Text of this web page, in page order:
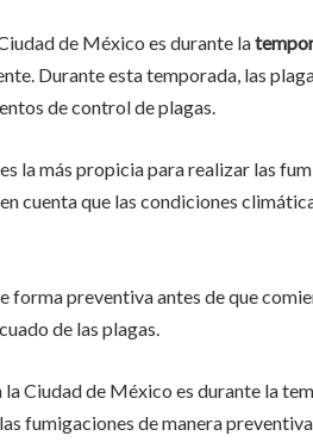
de México es durante la
Durante esta temporada, las
de control de plagas.
la más propicia para realizar las
cuenta que las condiciones
preventiva antes de que
de las plagas.
la Ciudad de México es durante la
fumigaciones de manera